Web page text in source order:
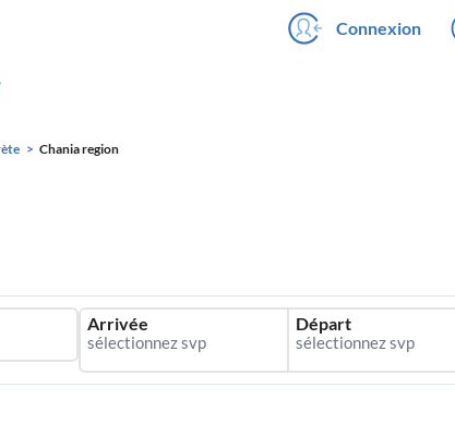
Connexion
Chania region
Arrivée Départ